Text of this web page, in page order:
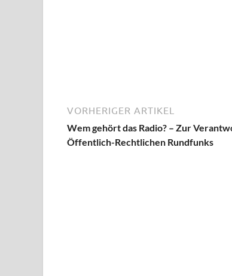
VORHERIGER ARTIKEL
Wem gehört das Radio? – Zur
Öffentlich-Rechtlichen Rundfunks